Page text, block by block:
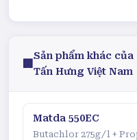
🏢
Sản phẩm khác của
Tấn Hưng Việt Nam
Matda 550EC
Butachlor 275g/l +